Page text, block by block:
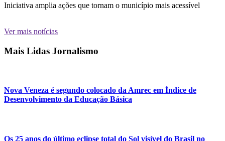
Iniciativa amplia ações que tornam o município mais acessível
Ver mais notícias
Mais Lidas Jornalismo
Nova Veneza é segundo colocado da Amrec em Índice de
Desenvolvimento da Educação Básica
Os 25 anos do último eclipse total do Sol visível do Brasil no